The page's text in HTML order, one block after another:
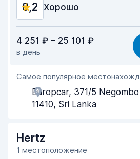
8,2 Хорошо
Простота поиска
Помощь агентов
Скорость получения
Чистота машины
4 251 ₽ – 25 101 ₽
в день
Самое популярное
Europcar, 371/5
11410, Sri Lanka
Hertz
1 местоположение